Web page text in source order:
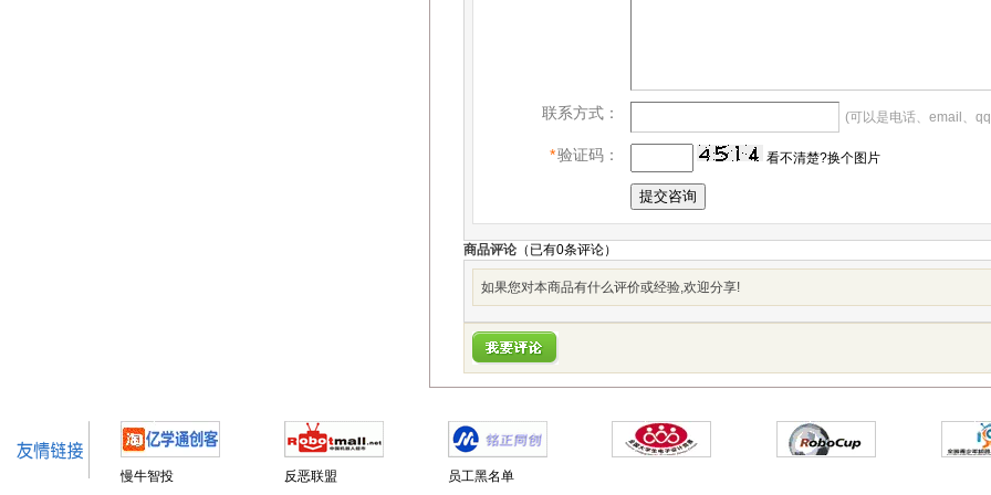
联系方式： (可以是电话、email、
*验证码： 看不清楚?换个图片
商品评论 （已有0条评论）
如果您对本商品有什么评价或经验,欢迎分享!
慢牛智投 反恶联盟 员工黑名单